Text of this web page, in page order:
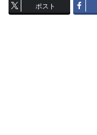
ポスト